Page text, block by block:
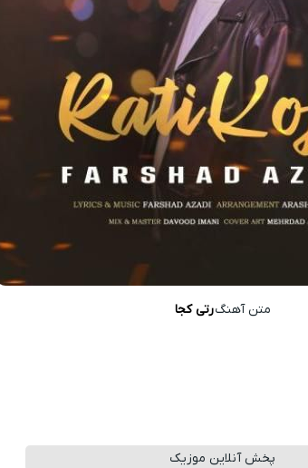
متن آهنگرتی کجا
پخش آنلاین موزیک